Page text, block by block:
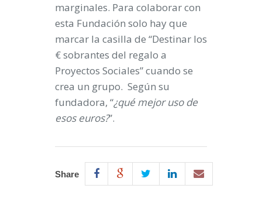
marginales. Para colaborar con
esta Fundación solo hay que
marcar la casilla de “Destinar los
€ sobrantes del regalo a
Proyectos Sociales” cuando se
crea un grupo. Según su
fundadora, “¿qué mejor uso de
esos euros?”.
Share